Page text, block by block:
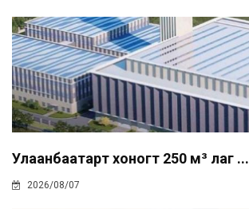
Улаанбаатарт хоногт 250 м³ лаг ...
2026/08/07